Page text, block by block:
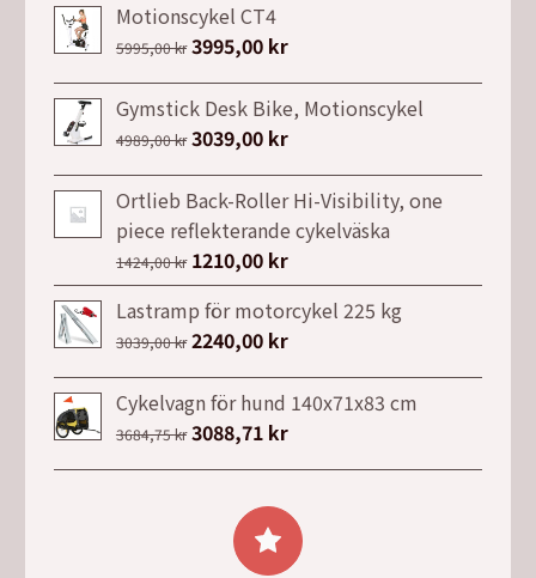
Motionscykel CT4
5995,00kr Det
ursprungliga
priset
var:
3995,00 krDet
nuvarande
priset
är:
Gymstick Desk Bike, Motionscykel
4989,00kr Det
ursprungliga
priset
var:
4989,00 kr.
3039,00 krDet
nuvarande
priset
är:
3039,00 kr.
Ortlieb Back-Roller Hi-Visibility, one
piece reflekterande cykelväska
1424,00kr Det
ursprungliga
priset
var:
1424,00 kr.
1210,00 krDet
nuvarande
priset
är:
1210,00 kr.
Lastramp för motorcykel 225 kg
3039,00kr Det
ursprungliga
priset
var:
2240,00 krDet
nuvarande
priset
är:
Cykelvagn för hund 140x71x83 cm
3684,75kr Det
ursprungliga
3684,75 kr.
3088,71 krDet
nuvarande
är:
3088,71 kr.